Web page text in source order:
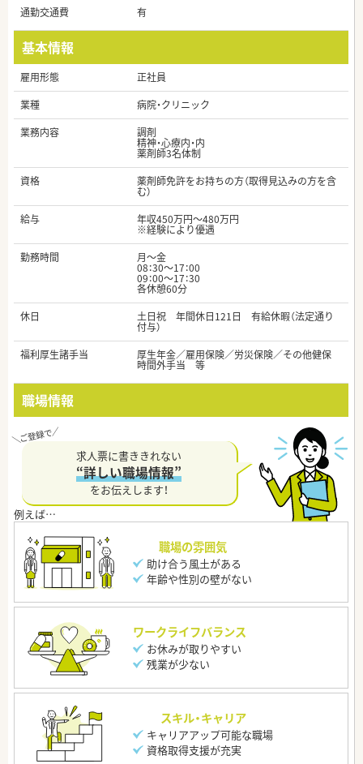
通勤交通費
有
基本情報
雇用形態
正社員
業種
病院・クリニック
業務内容
調剤
精神・心療内・内
薬剤師3名体制
資格
薬剤師免許をお持ちの方（取得見込みの方を含
む）
給与
年収450万円～480万円
※経験により優遇
勤務時間
月～金
08：30～17：00
09：00～17：30
各休憩60分
休日
土日祝 年間休日121日 有給休暇（法定通り
付与）
福利厚生諸手当
厚生年金／雇用保険／労災保険／その他健保
時間外手当 等
職場情報
求人票に書ききれない
“詳しい職場情報”
をお伝えします！
職場の雰囲気
助け合う風土がある
年齢や性別の壁がない
ワークライフバランス
お休みが取りやすい
残業が少ない
スキル・キャリア
キャリアアップ可能な職場
資格取得支援が充実